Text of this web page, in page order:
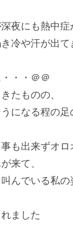
夜にも熱中症
冷や汗が出
・・＠＠
たものの、
になる程の
も出来ずオロ
来て、
んでいる私
ました